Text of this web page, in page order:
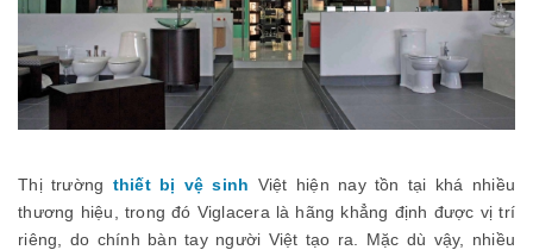
Thị trường thiết bị vệ sinh Việt hiện nay tồn tại khá nhiều
thương hiệu, trong đó Viglacera là hãng khẳng định được vị trí
riêng, do chính bàn tay người Việt tạo ra. Mặc dù vậy, nhiều